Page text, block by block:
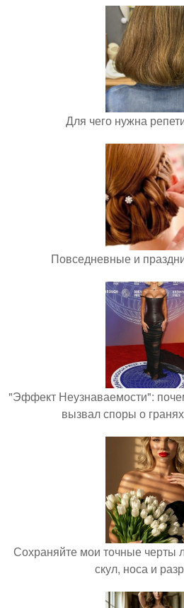
Для чего нужна
Повседневные и
"Эффект Неузнаваемости":
вызвал споры о
Сохраняйте мои точные черты
скул, носа и